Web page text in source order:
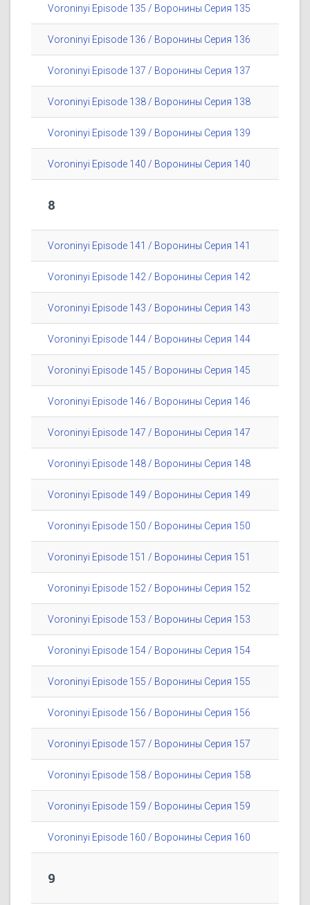
Voroninyi Episode 135 / Воронины Серия 135
Voroninyi Episode 136 / Воронины Серия 136
Voroninyi Episode 137 / Воронины Серия 137
Voroninyi Episode 138 / Воронины Серия 138
Voroninyi Episode 139 / Воронины Серия 139
Voroninyi Episode 140 / Воронины Серия 140
8
Voroninyi Episode 141 / Воронины Серия 141
Voroninyi Episode 142 / Воронины Серия 142
Voroninyi Episode 143 / Воронины Серия 143
Voroninyi Episode 144 / Воронины Серия 144
Voroninyi Episode 145 / Воронины Серия 145
Voroninyi Episode 146 / Воронины Серия 146
Voroninyi Episode 147 / Воронины Серия 147
Voroninyi Episode 148 / Воронины Серия 148
Voroninyi Episode 149 / Воронины Серия 149
Voroninyi Episode 150 / Воронины Серия 150
Voroninyi Episode 151 / Воронины Серия 151
Voroninyi Episode 152 / Воронины Серия 152
Voroninyi Episode 153 / Воронины Серия 153
Voroninyi Episode 154 / Воронины Серия 154
Voroninyi Episode 155 / Воронины Серия 155
Voroninyi Episode 156 / Воронины Серия 156
Voroninyi Episode 157 / Воронины Серия 157
Voroninyi Episode 158 / Воронины Серия 158
Voroninyi Episode 159 / Воронины Серия 159
Voroninyi Episode 160 / Воронины Серия 160
9